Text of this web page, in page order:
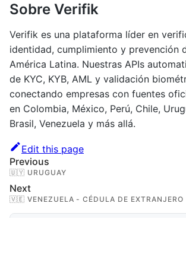
Sobre Verifik
Verifik es una plataforma líder en
identidad, cumplimiento y prevención
América Latina. Nuestras APIs
de KYC, KYB, AML y validación
conectando empresas con fuentes
en Colombia, México, Perú, Chile,
Brasil, Venezuela y más allá.
Edit this page
Previous
🇺🇾 URUGUAY
Next
🇻🇪 VENEZUELA - CÉDULA DE EXTRANJERO